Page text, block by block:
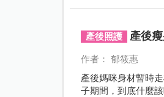
產後照護 產後
作者： 郁筱惠
產後媽咪身材暫時
子期間，到底什麼